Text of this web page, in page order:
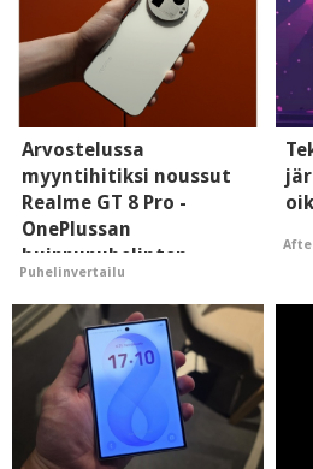
Arvostelussa
myyntihitiksi noussut
Realme GT 8 Pro -
OnePlussan
huippupuhelinten
"perillinen"
Puhelinvertailu